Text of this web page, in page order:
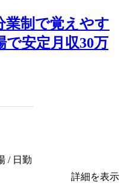
業制で覚えやす
で安定月収30万
/ 日勤
詳細を表示